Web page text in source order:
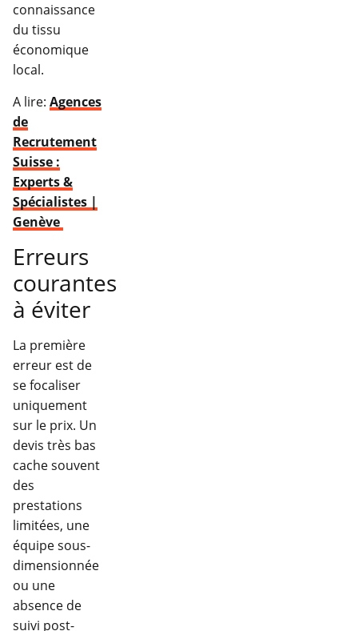
connaissance
du tissu
économique
local.
A lire: Agences
de
Recrutement
Suisse :
Experts &
Spécialistes |
Genève
Erreurs
courantes
à éviter
La première
erreur est de
se focaliser
uniquement
sur le prix. Un
devis très bas
cache souvent
des
prestations
limitées, une
équipe sous-
dimensionnée
ou une
absence de
suivi post-